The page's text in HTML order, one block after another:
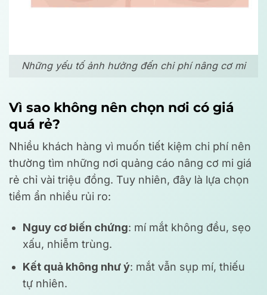
Những yếu tố ảnh hưởng đến chi phí nâng cơ mi
Vì sao không nên chọn nơi có giá
quá rẻ?
Nhiều khách hàng vì muốn tiết kiệm chi phí nên
thường tìm những nơi quảng cáo nâng cơ mi giá
rẻ chỉ vài triệu đồng. Tuy nhiên, đây là lựa chọn
tiềm ẩn nhiều rủi ro:
Nguy cơ biến chứng: mí mắt không đều, sẹo
xấu, nhiễm trùng.
Kết quả không như ý: mắt vẫn sụp mí, thiếu
tự nhiên.